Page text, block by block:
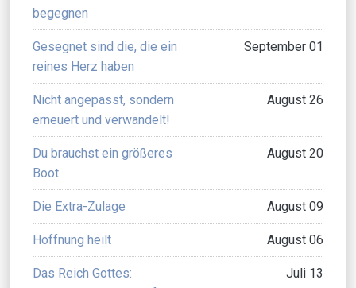
begegnen
Gesegnet sind die, die ein
reines Herz haben
September 01
Nicht angepasst, sondern
erneuert und verwandelt!
August 26
Du brauchst ein größeres
Boot
August 20
Die Extra-Zulage August 09
Hoffnung heilt August 06
Das Reich Gottes:
Juli 13